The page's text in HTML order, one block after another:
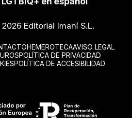
Editorial Imaní S.L.
HEMEROTECAAVISO LEGAL
POLÍTICA DE PRIVACIDAD
POLÍTICA DE ACCESIBILIDAD